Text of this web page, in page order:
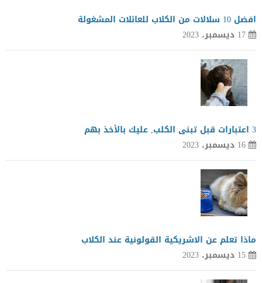
افضل 10 سلالات من الكلاب للعائلات المشغولة
17 ديسمبر، 2023
3 اعتبارات قبل تبنى الكلب, عليك بالأخذ بهم
16 ديسمبر، 2023
ماذا تعلم عن الاشريكية القولونية عند الكلاب
15 ديسمبر، 2023